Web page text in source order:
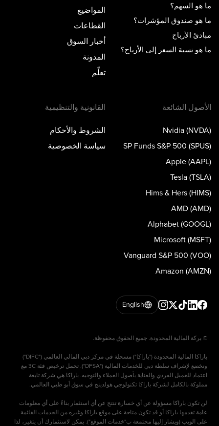
ما هو السهم؟
ما هو صندوق المؤشرات؟
مبادئ الأرباح
ما هو نسبة السعر إلى الأرباح؟
المواضيع
القطاعات
أخبار السوق
المدونة
تعلّم
الأصول الشائعة
Nvidia (NVDA)
SP Funds S&P 500 (SPUS)
Apple (AAPL)
Tesla (TSLA)
Hims & Hers (HIMS)
AMD (AMD)
Alphabet (GOOGL)
Microsoft (MSFT)
Vanguard S&P 500 (VOO)
Amazon (AMZN)
القانونية والتنظيمية
الشروط والأحكام
سياسة الخصوصية
English
باراكا المالية المحدودة ("باراكا") مسجلة في مركز دبي المالي العالمي ("DIFC")
وتخضع لإشراف سلطة دبي للخدمات المالية ("DFSA"). تحمل ترخيص فئة 3C مع
اعتماد للعميل الفردي والعناية بأصول العملاء والتوجيه. باراكا هي شركة تابعة
لن تكون باراكا مسؤولة عن أي خسارة تنتج عن أي استثمار بناءً على أي معلومات
عامة تقدمها باراكا أو قد تكون متاحة على موقع باراكا وغيره من الخدمات القائمة
على الويب (ويشار إليها مجتمعة ب"خدمات الموقع"). يمكن لاستثمارك أن يتغير، لذا